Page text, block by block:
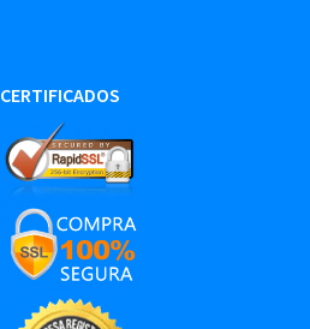
CERTIFICADOS